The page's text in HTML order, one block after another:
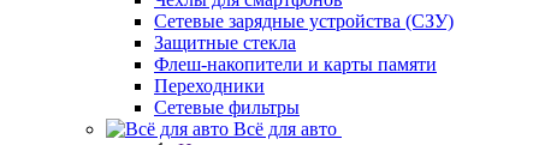
Сетевые зарядные устройства (СЗУ)
Защитные стекла
Флеш-накопители и карты памяти
Переходники
Сетевые фильтры
Всё для авто